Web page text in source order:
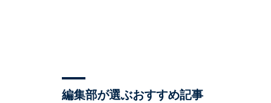
編集部が選ぶおすすめ記事